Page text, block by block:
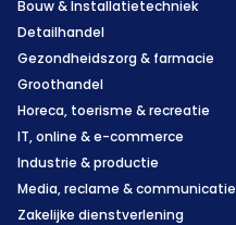
Bouw & Installatietechniek
Detailhandel
Gezondheidszorg & farmacie
Groothandel
Horeca, toerisme & recreatie
IT, online & e-commerce
Industrie & productie
Media, reclame & communicatie
Zakelijke dienstverlening